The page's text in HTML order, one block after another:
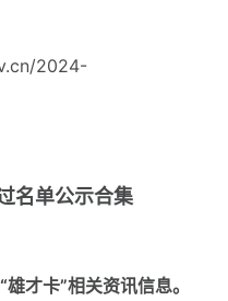
2024-
名单公示合集
才卡”相关资讯信息。